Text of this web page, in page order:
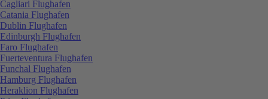
Cagliari Flughafen
Catania Flughafen
Dublin Flughafen
Edinburgh Flughafen
Faro Flughafen
Fuerteventura Flughafen
Funchal Flughafen
Hamburg Flughafen
Heraklion Flughafen